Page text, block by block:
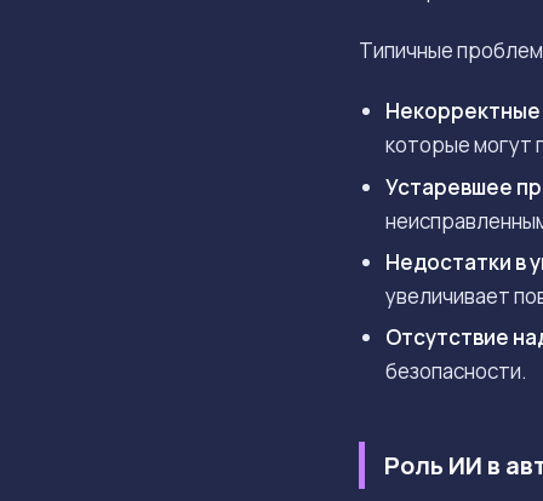
Типичные
которые могут
Устаревшее
Недостатки в
увеличивает
Отсутствие
безопасности.
Роль ИИ в